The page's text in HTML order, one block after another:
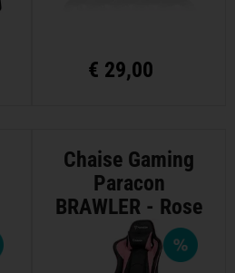
€ 29,00
Chaise Gaming
Paracon
BRAWLER - Rose